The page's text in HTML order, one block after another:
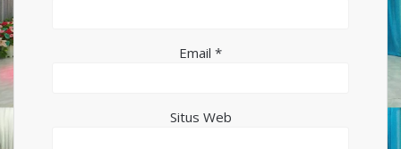
Email *
Situs Web